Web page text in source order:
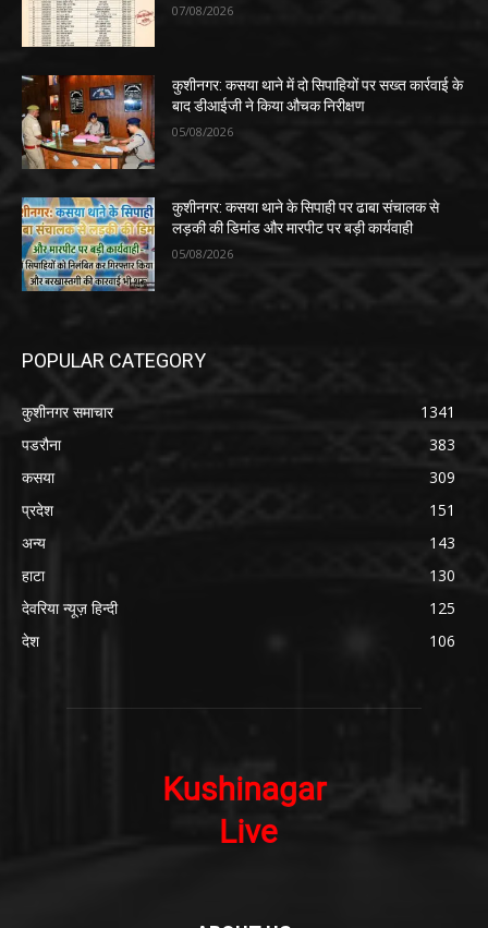
07/08/2026
कुशीनगर: कसया थाने में दो सिपाहियों पर सख्त कार्रवाई के
बाद डीआईजी ने किया औचक निरीक्षण
05/08/2026
कुशीनगर: कसया थाने के सिपाही पर ढाबा संचालक से
लड़की की डिमांड और मारपीट पर बड़ी कार्यवाही
05/08/2026
POPULAR CATEGORY
कुशीनगर समाचार
1341
पडरौना
383
कसया
309
प्रदेश
151
अन्य
143
हाटा
130
देवरिया न्यूज़ हिन्दी
125
देश
106